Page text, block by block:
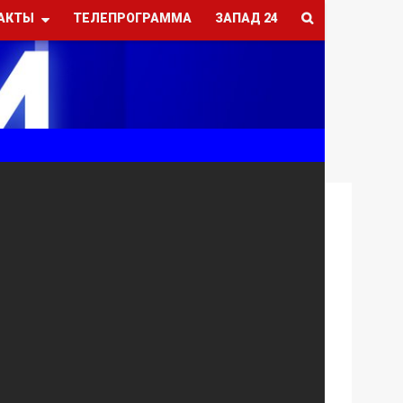
ТЕЛЕПРОГРАММА ЗАПАД 24